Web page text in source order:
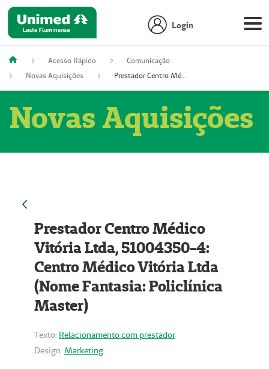
Login
Acesso Rápido
Comunicação
Novas Aquisições
Prestador Centro Médico Vitória Ltda, 51004350-4: Centro Médico Vitória Ltda (Nome Fantasia: Policlínica Master)
Novas Aquisições
Prestador Centro Médico
Vitória Ltda, 51004350-4:
Centro Médico Vitória Ltda
(Nome Fantasia: Policlínica
Master)
Texto: Relacionamento com prestador
Design: Marketing